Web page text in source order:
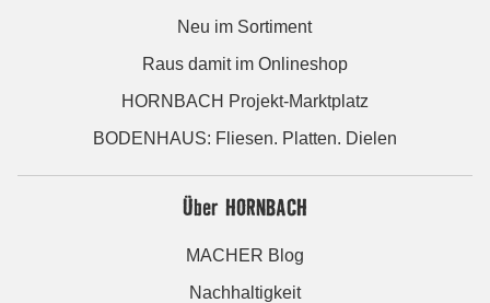
Neu im Sortiment
Raus damit im Onlineshop
HORNBACH Projekt-Marktplatz
BODENHAUS: Fliesen. Platten. Dielen
Über HORNBACH
MACHER Blog
Nachhaltigkeit